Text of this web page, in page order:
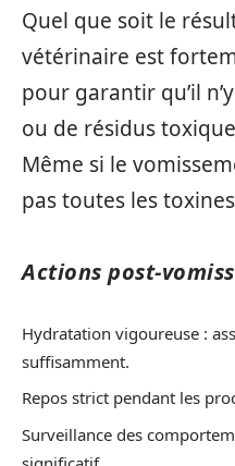
Quel que soit le
vétérinaire est
pour garantir qu’il
ou de résidus
Même si le
pas toutes les
Actions post-
Hydratation vigoureuse :
suffisamment.
Repos strict pendant les
Surveillance des